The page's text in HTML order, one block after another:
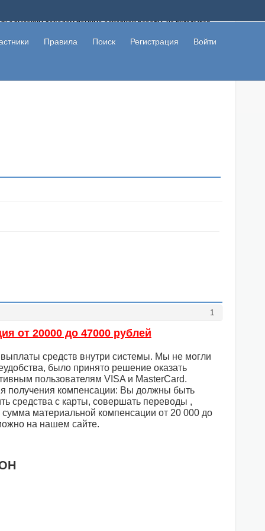
с высоким доходом помимо основной работы, не вкладывая
не попались на развод. Вы сможете начать зарабатывать
прибыль не заставит себя долго ждать.
Правила Поиск Регистрация Войти
1
от 20000 до 47000 рублей
средств внутри системы. Мы не могли
было принято решение оказать
пользователям VISA и MasterCard.
получения компенсации: Вы должны быть
средства с карты, совершать переводы ,
материальной компенсации от 20 000 до
на нашем сайте.